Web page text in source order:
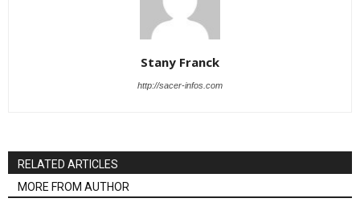
Stany Franck
http://sacer-infos.com
RELATED ARTICLES
MORE FROM AUTHOR